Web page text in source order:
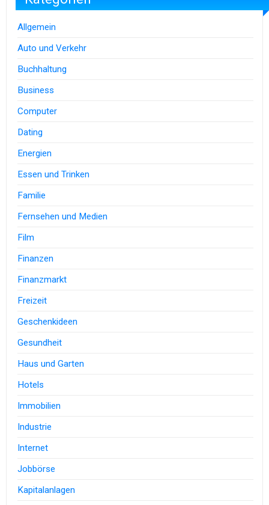
Allgemein
Auto und Verkehr
Buchhaltung
Business
Computer
Dating
Energien
Essen und Trinken
Familie
Fernsehen und Medien
Film
Finanzen
Finanzmarkt
Freizeit
Geschenkideen
Gesundheit
Haus und Garten
Hotels
Immobilien
Industrie
Internet
Jobbörse
Kapitalanlagen